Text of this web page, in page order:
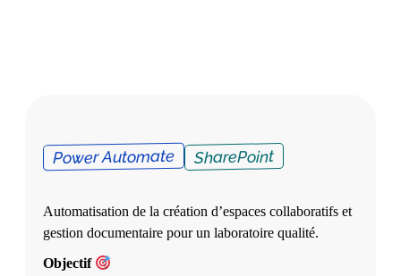
Power Automate SharePoint
Automatisation de la création d’espaces collaboratifs et
gestion documentaire pour un laboratoire qualité.
Objectif